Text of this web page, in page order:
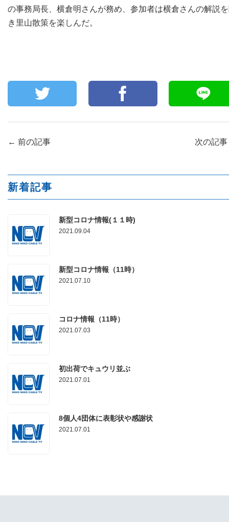
の事務局長、横倉明さんが務め、参加者は横倉さんの解説
き里山散策を楽しんだ。
← 前の記事 次の記事
新着記事
新型コロナ情報(１１時)
2021.09.04
新型コロナ情報（11時）
2021.07.10
コロナ情報（11時）
2021.07.03
初出荷でキュウリ並ぶ
2021.07.01
8個人4団体に表彰状や感謝状
2021.07.01